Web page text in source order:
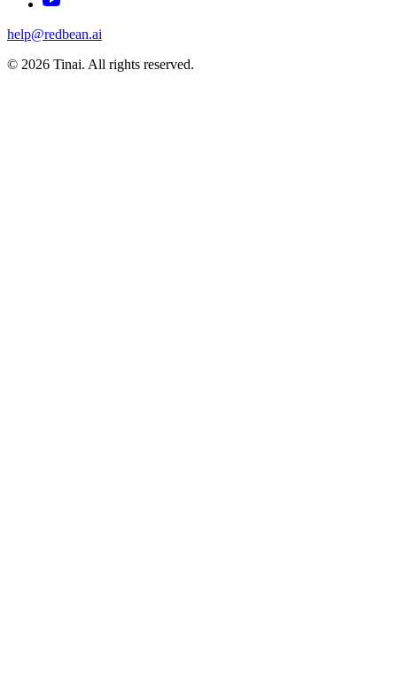
help@redbean.ai
© 2026 Tinai. All rights reserved.